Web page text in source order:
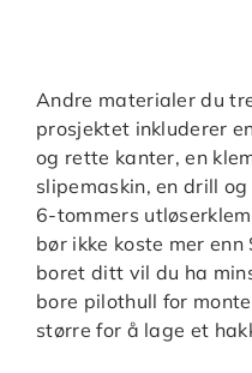
Andre materialer du
prosjektet inkluderer
og rette kanter, en
slipemaskin, en drill
6-tommers
bør ikke koste mer
boret ditt vil du ha
bore pilothull for
større for å lage et